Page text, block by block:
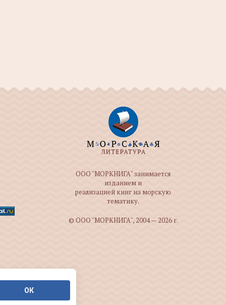
ООО "МОРКНИГА" занимается
изданием и
реализацией книг на морскую
тематику.
© ООО "МОРКНИГА", 2004 — 2026 г.
ОК